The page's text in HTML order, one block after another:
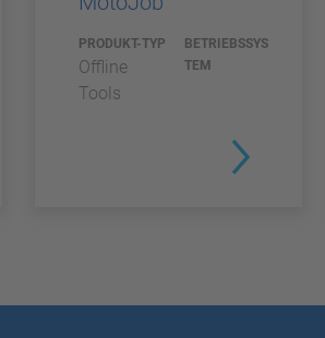
PRODUKT-TYP
Offline
Tools
BETRIEBSSYS
TEM